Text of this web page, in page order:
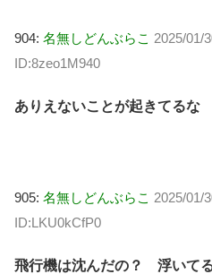
904: 名無しどんぶらこ 2025/01/
ID:8zeo1M940
ありえないことが起きてるな
905: 名無しどんぶらこ 2025/01/
ID:LKU0kCfP0
飛行機は沈んだの？ 浮いて